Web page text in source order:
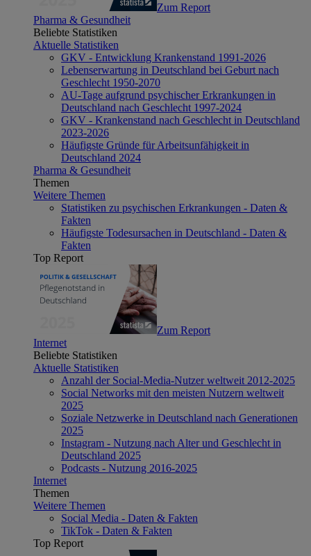
Zum Report
Pharma & Gesundheit
Beliebte Statistiken
Aktuelle Statistiken
GKV - Entwicklung Krankenstand 1991-2026
Lebenserwartung in Deutschland bei Geburt nach
Geschlecht 1950-2070
AU-Tage aufgrund psychischer Erkrankungen in
Deutschland nach Geschlecht 1997-2024
GKV - Krankenstand nach Geschlecht in Deutschland
2023-2026
Häufigste Gründe für Arbeitsunfähigkeit in
Deutschland 2024
Pharma & Gesundheit
Themen
Weitere Themen
Statistiken zu psychischen Erkrankungen - Daten &
Fakten
Häufigste Todesursachen in Deutschland - Daten &
Fakten
Top Report
Zum Report
Internet
Beliebte Statistiken
Aktuelle Statistiken
Anzahl der Social-Media-Nutzer weltweit 2012-2025
Social Networks mit den meisten Nutzern weltweit
2025
Soziale Netzwerke in Deutschland nach Generationen
2025
Instagram - Nutzung nach Alter und Geschlecht in
Deutschland 2025
Podcasts - Nutzung 2016-2025
Internet
Themen
Weitere Themen
Social Media - Daten & Fakten
TikTok - Daten & Fakten
Top Report